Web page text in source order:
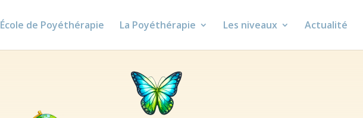
École de Poyéthérapie La Poyéthérapie Les niveaux Actualité